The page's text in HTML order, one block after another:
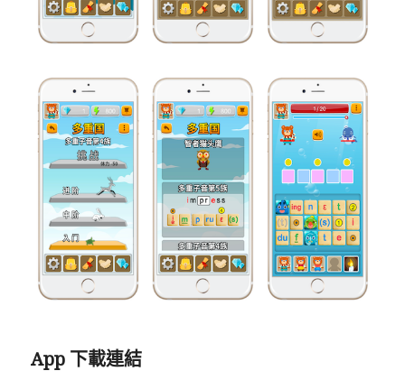
App 下載連結